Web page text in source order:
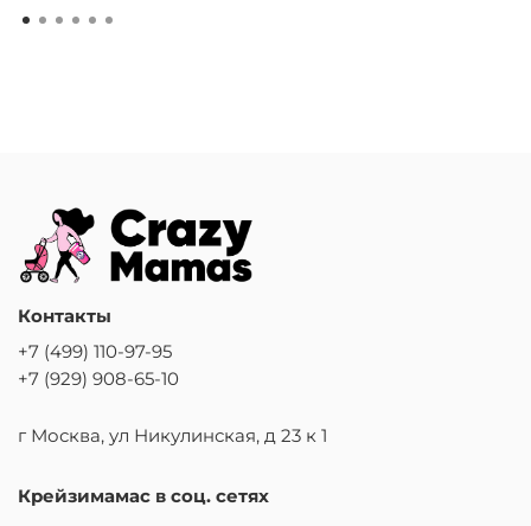
Контакты
+7 (499) 110-97-95
+7 (929) 908-65-10
г Москва, ул Никулинская, д 23 к 1
Крейзимамас в соц. сетях